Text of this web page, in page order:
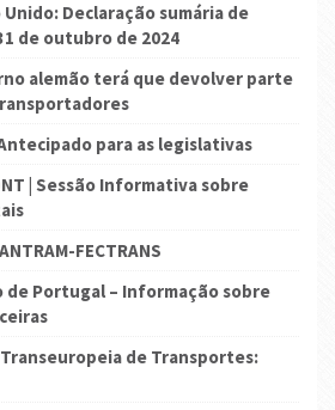
Unido: Declaração sumária de
de outubro de 2024
alemão terá que devolver parte
para as legislativas
| Sessão Informativa sobre
FECTRANS
de Portugal – Informação sobre
de Transportes: